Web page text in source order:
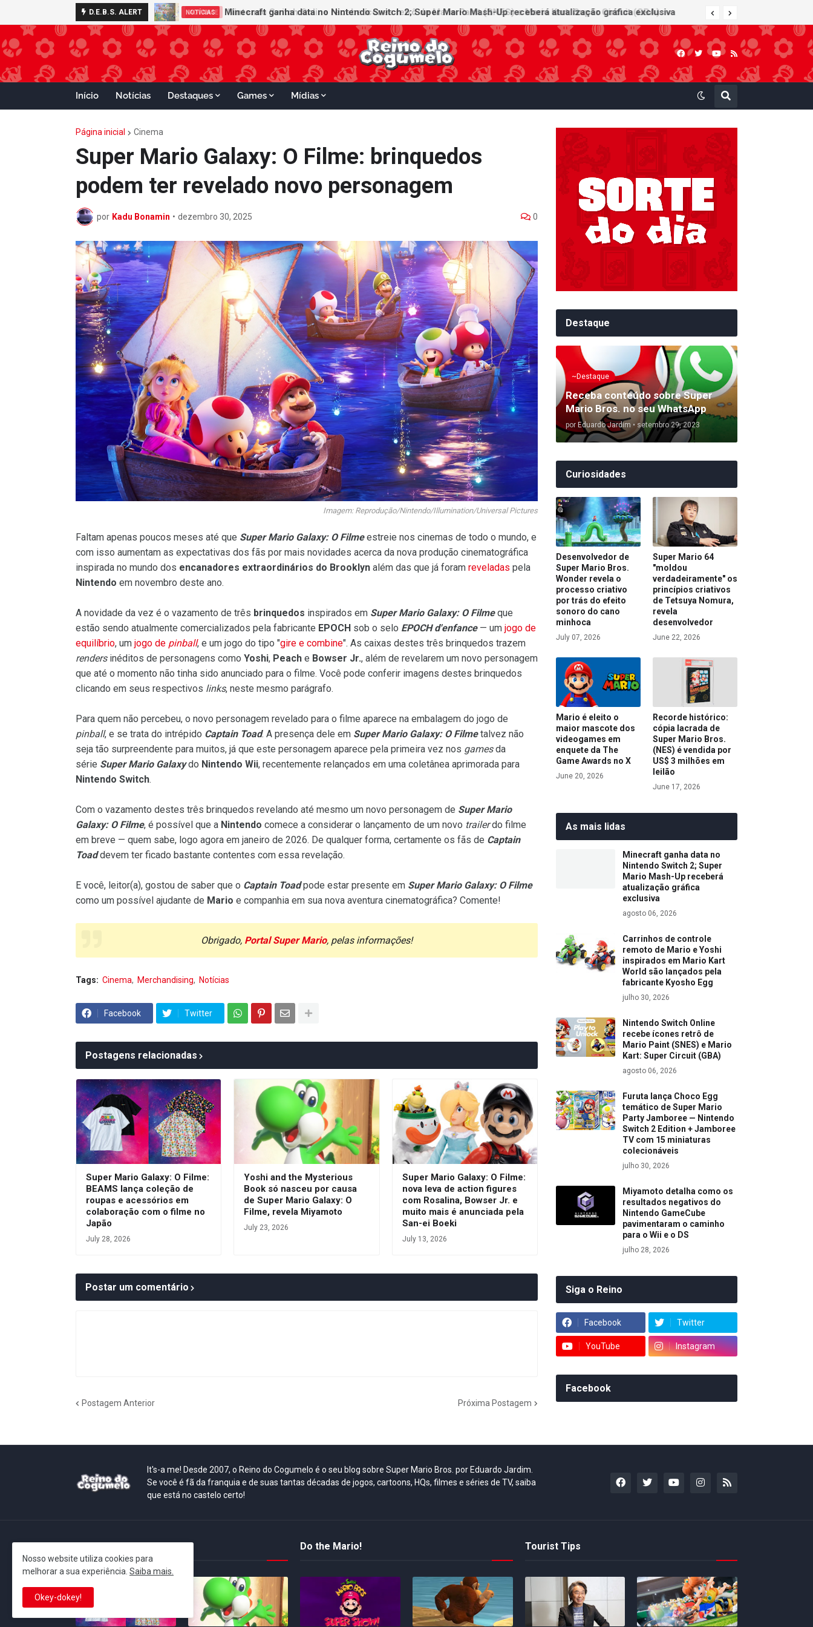
D.E.B.S. ALERT ADVANCE Nintendo Switch Online recebe ícones retrô de Mario Paint (SNES) e Mario Kart: Super Circuit (GBA)
Início Notícias Destaques Games Mídias
Página inicial Cinema
Super Mario Galaxy: O Filme: brinquedos
podem ter revelado novo personagem
por Kadu Bonamin • dezembro 30, 2025 0
Imagem: Reprodução/Nintendo/Illumination/Universal Pictures
Faltam apenas poucos meses até que Super Mario Galaxy: O Filmeestreie nos cinemas de todo o mundo, e
com isso aumentam as expectativas dos fãs por mais novidades acerca da nova produção cinematográfica
inspirada no mundo dos encanadores extraordinários do Brooklyn além das que já foram reveladas pela
Nintendo em novembro deste ano.
A novidade da vez é o vazamento de três brinquedos inspirados em Super Mario Galaxy: O Filmeque
estão sendo atualmente comercializados pela fabricante EPOCH sob o selo EPOCH d'enfance— um jogo de
equilíbrio, um jogo de pinball, e um jogo do tipo "gire e combine". As caixas destes três brinquedos trazem
rendersinéditos de personagens como Yoshi, Peach e Bowser Jr., além de revelarem um novo personagem
que até o momento não tinha sido anunciado para o filme. Você pode conferir imagens destes brinquedos
clicando em seus respectivos links, neste mesmo parágrafo.
Para quem não percebeu, o novo personagem revelado para o filme aparece na embalagem do jogo de
pinball, e se trata do intrépido Captain Toad. A presença dele em Super Mario Galaxy: O Filmetalvez não
seja tão surpreendente para muitos, já que este personagem aparece pela primeira vez nos gamesda
série Super Mario Galaxydo Nintendo Wii, recentemente relançados em uma coletânea aprimorada para
Nintendo Switch.
Com o vazamento destes três brinquedos revelando até mesmo um novo personagem de Super Mario
Galaxy: O Filme, é possível que a Nintendo comece a considerar o lançamento de um novo trailerdo filme
em breve — quem sabe, logo agora em janeiro de 2026. De qualquer forma, certamente os fãs de Captain
Toaddevem ter ficado bastante contentes com essa revelação.
E você, leitor(a), gostou de saber que o Captain Toadpode estar presente em Super Mario Galaxy: O Filme
como um possível ajudante de Mario e companhia em sua nova aventura cinematográfica? Comente!
Obrigado, Portal Super Mario, pelas informações!
Tags: Cinema Merchandising Notícias
Facebook Twitter
Postagens relacionadas
Super Mario Galaxy: O Filme:
BEAMS lança coleção de
roupas e acessórios em
colaboração com o filme no
Japão
July 28, 2026
Yoshi and the Mysterious
Book só nasceu por causa
de Super Mario Galaxy: O
Filme, revela Miyamoto
July 23, 2026
Super Mario Galaxy: O Filme:
nova leva de action figures
com Rosalina, Bowser Jr. e
muito mais é anunciada pela
San-ei Boeki
July 13, 2026
Postar um comentário
Postagem Anterior Próxima Postagem
Destaque
~Destaque
Receba conteúdo sobre Super
Mario Bros. no seu WhatsApp
por Eduardo Jardim • setembro 29, 2023
Curiosidades
Desenvolvedor de
Super Mario Bros.
Wonder revela o
processo criativo
por trás do efeito
sonoro do cano
minhoca
July 07, 2026
Super Mario 64
"moldou
verdadeiramente" os
princípios criativos
de Tetsuya Nomura,
revela
desenvolvedor
June 22, 2026
Mario é eleito o
maior mascote dos
videogames em
enquete da The
Game Awards no X
June 20, 2026
Recorde histórico:
cópia lacrada de
Super Mario Bros.
(NES) é vendida por
US$ 3 milhões em
leilão
June 17, 2026
As mais lidas
Minecraft ganha data no
Nintendo Switch 2; Super
Mario Mash-Up receberá
atualização gráfica
exclusiva
agosto 06, 2026
Carrinhos de controle
remoto de Mario e Yoshi
inspirados em Mario Kart
World são lançados pela
fabricante Kyosho Egg
julho 30, 2026
Nintendo Switch Online
recebe ícones retrô de
Mario Paint (SNES) e Mario
Kart: Super Circuit (GBA)
agosto 06, 2026
Furuta lança Choco Egg
temático de Super Mario
Party Jamboree — Nintendo
Switch 2 Edition + Jamboree
TV com 15 miniaturas
colecionáveis
julho 30, 2026
Miyamoto detalha como os
resultados negativos do
Nintendo GameCube
pavimentaram o caminho
para o Wii e o DS
julho 28, 2026
Siga o Reino
Facebook Twitter
YouTube Instagram
Facebook
It's-a me! Desde 2007, o Reino do Cogumelo é o seu blog sobre Super Mario Bros. por Eduardo Jardim.
Se você é fã da franquia e de suas tantas décadas de jogos, cartoons, HQs, filmes e séries de TV, saiba
que está no castelo certo!
Do the Mario! Tourist Tips
Nosso website utiliza cookies para
melhorar a sua experiência. Saiba mais.
Okey-dokey!